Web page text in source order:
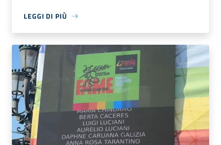
LEGGI DI PIÙ